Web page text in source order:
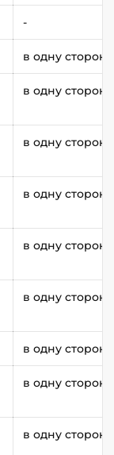
-
в одну сторону
в одну сторону
в одну сторону
в одну сторону
в одну сторону
в одну сторону
в одну сторону
в одну сторону
в одну сторону